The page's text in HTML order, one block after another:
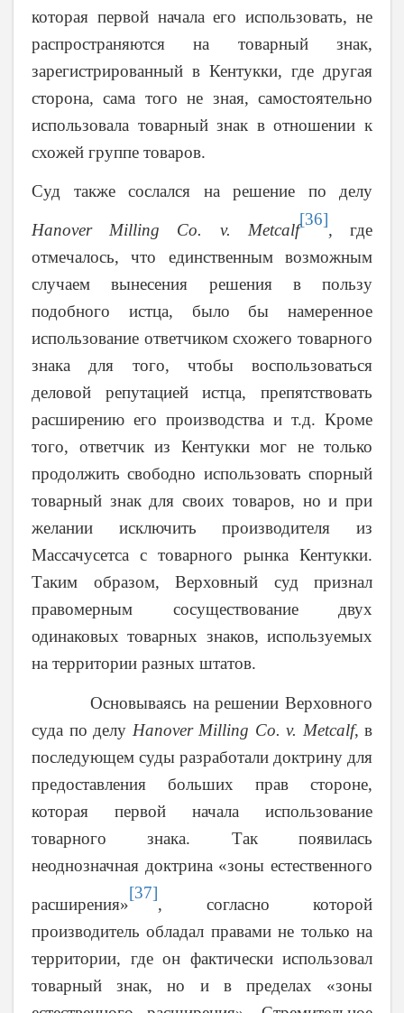
которая первой начала его использовать, не
распространяются на товарный знак,
зарегистрированный в Кентукки, где другая
сторона, сама того не зная, самостоятельно
использовала товарный знак в отношении к
схожей группе товаров.
Суд также сослался на решение по делу
Hanover Milling Co. v. Metcalf
[36]
,где
отмечалось, что единственным возможным
случаем вынесения решения в пользу
подобного истца, было бы намеренное
использование ответчиком схожего товарного
знака для того, чтобы воспользоваться
деловой репутацией истца, препятствовать
расширению его производства и т.д. Кроме
того, ответчик из Кентукки мог не только
продолжить свободно использовать спорный
товарный знак для своих товаров, но и при
желании исключить производителя из
Массачусетса с товарного рынка Кентукки.
Таким образом, Верховный суд признал
правомерным сосуществование двух
одинаковых товарных знаков, используемых
на территории разных штатов.
Основываясь на решении Верховного
суда по делу Hanover Milling Co. v. Metcalf, в
последующем суды разработали доктрину для
предоставления больших прав стороне,
которая первой начала использование
товарного знака. Так появилась
неоднозначная доктрина «зоны естественного
расширения»
[37]
, согласно которой
производитель обладал правами не только на
территории, где он фактически использовал
товарный знак, но и в пределах «зоны